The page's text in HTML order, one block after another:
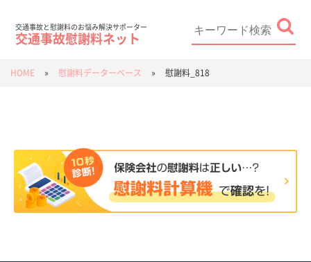
交通事故と慰謝料のお悩み解決サポーター
交通事故慰謝料ネット
HOME » 慰謝料データーベース » 慰謝料_818